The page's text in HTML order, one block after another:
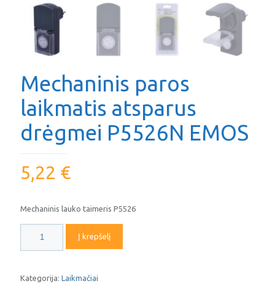
Mechaninis paros
laikmatis atsparus
drėgmei P5526N EMOS
5,22 €
Mechaninis lauko taimeris P5526
kiekis:
Mechaninis
laikmatis
Į krepšelį
Kategorija: Laikmačiai